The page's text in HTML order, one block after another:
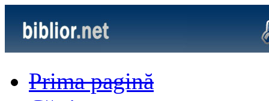
Prima pagină